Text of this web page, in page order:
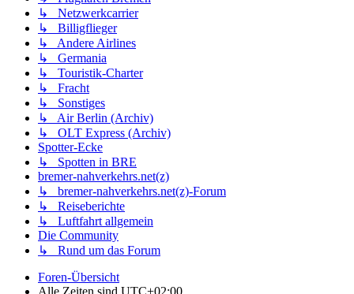
↳ Netzwerkcarrier
↳ Billigflieger
↳ Andere Airlines
↳ Germania
↳ Touristik-Charter
↳ Fracht
↳ Sonstiges
↳ Air Berlin (Archiv)
↳ OLT Express (Archiv)
Spotter-Ecke
↳ Spotten in BRE
bremer-nahverkehrs.net(z)
↳ bremer-nahverkehrs.net(z)-Forum
↳ Reiseberichte
↳ Luftfahrt allgemein
Die Community
↳ Rund um das Forum
Foren-Übersicht